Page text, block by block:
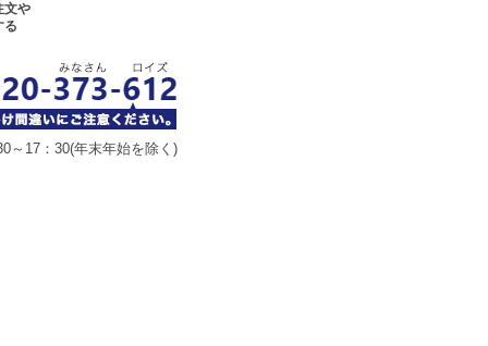
文や
る
～17：30(年末年始を除く)